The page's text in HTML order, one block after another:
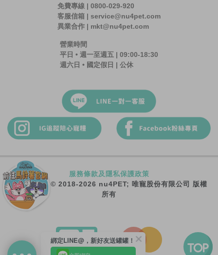
免費專線 | 0800-029-920
客服信箱 | service@nu4pet.com
異業合作 | mkt@nu4pet.com
營業時間
平日 • 週一至週五 | 09:00-18:30
週六日 • 國定假日 | 公休
服務條款及隱私保護政策
Copyright © 2018-2026 nu4PET; 唯寵股份有限公司 版權
所有
綁定LINE@，新好友送罐罐！